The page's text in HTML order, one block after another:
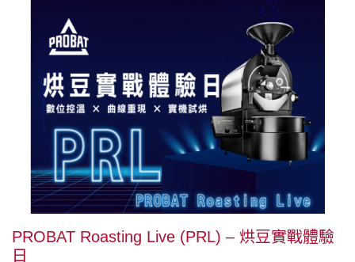
PROBAT Roasting Live (PRL) – 烘豆實戰體驗
日